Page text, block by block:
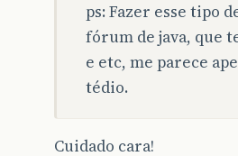
ps: Fazer esse tipo
fórum de java, que
e etc, me parece
tédio.
Cuidado cara!